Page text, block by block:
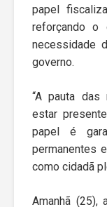
papel
reforçando o
necessidade
governo.
“A pauta
estar
papel é
permanentes
como cidadã
Amanhã (25),